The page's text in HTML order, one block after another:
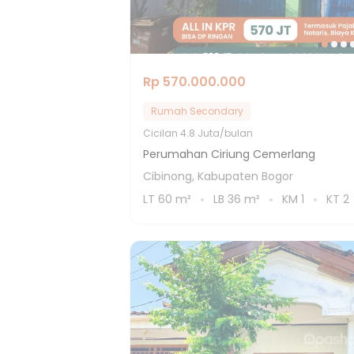
Rp 570.000.000
Rumah Secondary
Cicilan 4.8 Juta/bulan
Perumahan Ciriung Cemerlang
Cibinong, Kabupaten Bogor
LT 60 m² LB 36 m² KM 1 KT 2